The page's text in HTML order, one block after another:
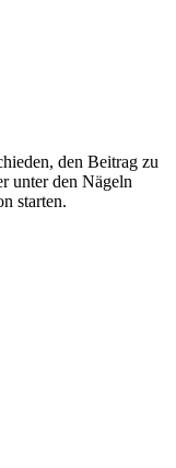
den Beitrag zu
unter den Nägeln
starten.